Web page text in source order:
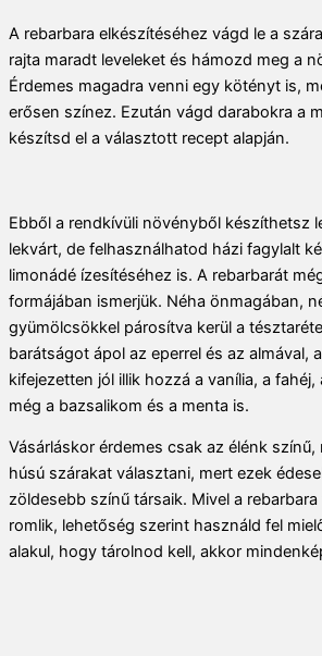
A rebarbara elkészítéséhez vágd le a
rajta maradt leveleket és hámozd meg a
Érdemes magadra venni egy kötényt is,
erősen színez. Ezután vágd darabokra a
készítsd el a választott recept alapján.
Ebből a rendkívüli növényből készíthetsz
lekvárt, de felhasználhatod házi fagylalt
limonádé ízesítéséhez is. A rebarbarát
formájában ismerjük. Néha önmagában,
gyümölcsökkel párosítva kerül a
barátságot ápol az eperrel és az almával,
kifejezetten jól illik hozzá a vanília, a
még a bazsalikom és a menta is.
Vásárláskor érdemes csak az élénk
húsú szárakat választani, mert ezek
zöldesebb színű társaik. Mivel a
romlik, lehetőség szerint használd fel
alakul, hogy tárolnod kell, akkor